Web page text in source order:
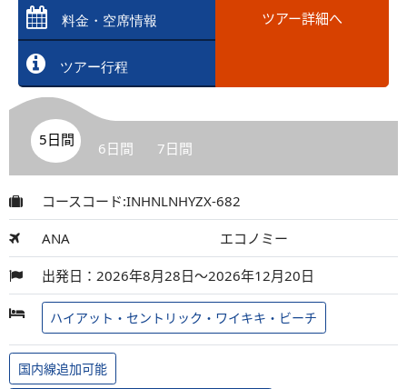
料金・空席情報
ツアー行程
ツアー詳細へ
5日間 6日間 7日間
コースコード:INHNLNHYZX-682
ANA エコノミー
出発日：2026年8月28日～2026年12月20日
ハイアット・セントリック・ワイキキ・ビーチ
国内線追加可能